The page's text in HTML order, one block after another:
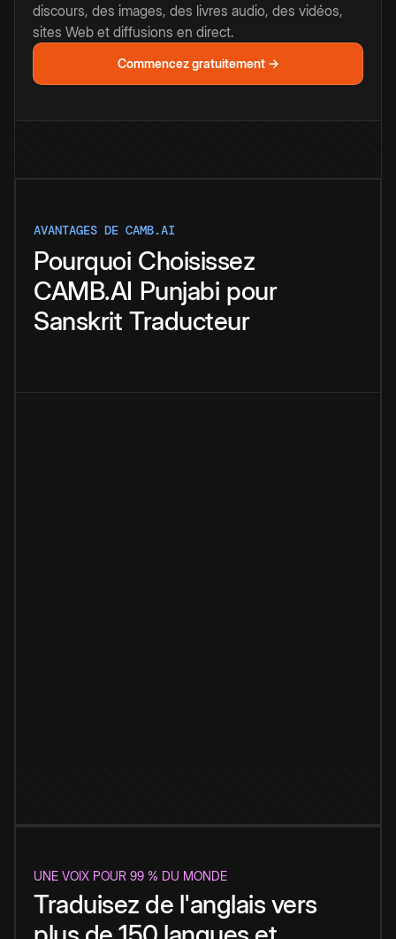
discours, des images, des livres audio, des vidéos,
sites Web et diffusions en direct.
Commencez gratuitement →
AVANTAGES DE CAMB.AI
Pourquoi Choisissez
CAMB.AI Punjabi pour
Sanskrit Traducteur
UNE VOIX POUR 99 % DU MONDE
Traduisez de l'anglais vers